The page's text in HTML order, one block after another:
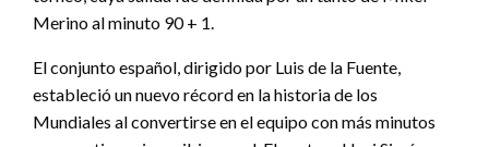
Merino al minuto 90 + 1.
El conjunto español, dirigido por Luis de la Fuente,
estableció un nuevo récord en la historia de los
Mundiales al convertirse en el equipo con más minutos